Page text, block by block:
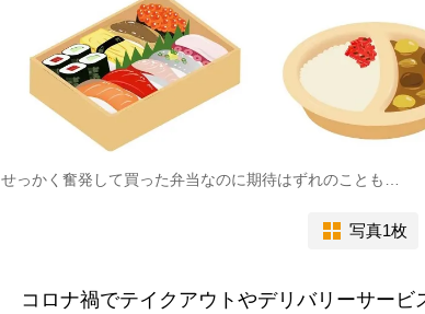
せっかく奮発して買った弁当なのに期待はずれのことも…
写真1枚
コロナ禍でテイクアウトやデリバリーサービ